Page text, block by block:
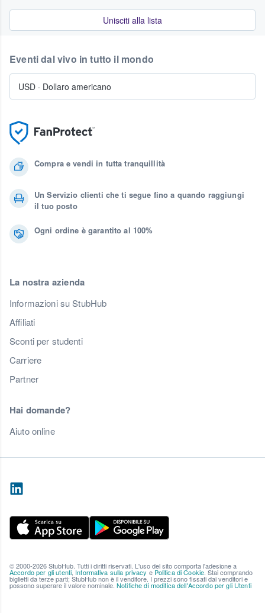
Unisciti alla lista
Compra e vendi in tutta tranquillità
Un Servizio clienti che ti segue fino a quando raggiungi
il tuo posto
Ogni ordine è garantito al 100%
La nostra azienda
Informazioni su StubHub
Affiliati
Sconti per studenti
Carriere
Partner
Hai domande?
Aiuto online
Eventi dal vivo in tutto il mondo
USD · Dollaro americano
© 2000-2026 StubHub. Tutti i diritti riservati. L'uso del sito comporta l'adesione a
Accordo per gli utenti Informativa sulla privacy e Politica di Cookie . Stai comprando
biglietti da terze parti; StubHub non è il venditore. I prezzi sono fissati dai venditori e
possono superare il valore nominale. Notifiche di modifica dell'Accordo per gli Utenti